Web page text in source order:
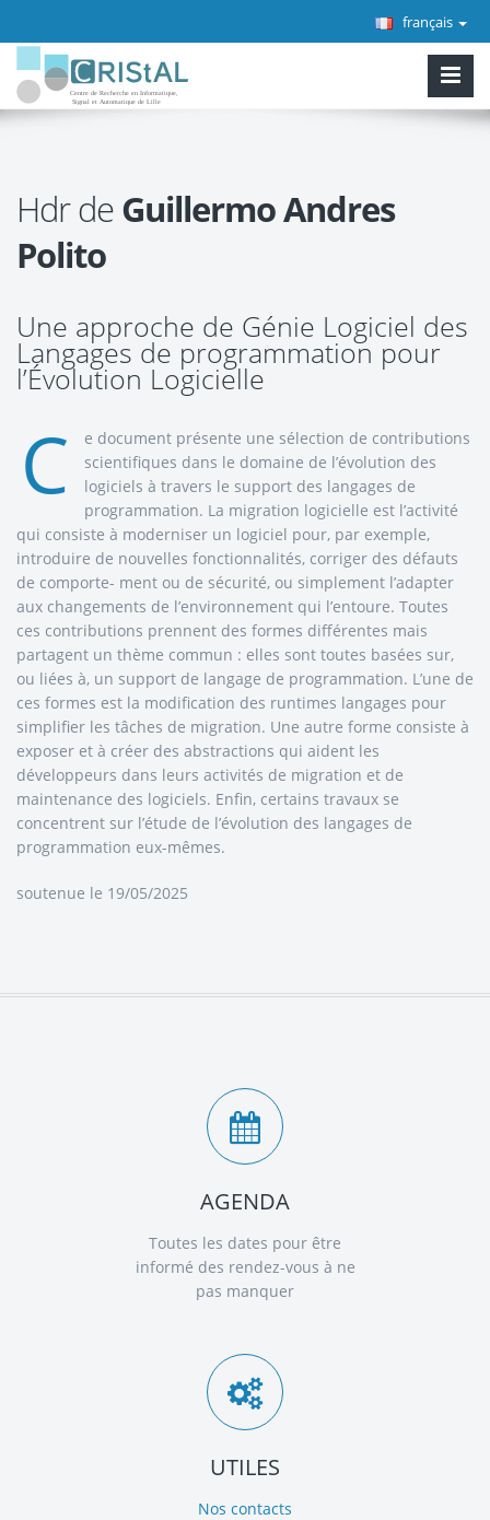
français
Hdr deGuillermo Andres
Polito
Une approche de Génie Logiciel des
Langages de programmation pour
l’Évolution Logicielle
C
e document présente une sélection de contributions
scientifiques dans le domaine de l’évolution des
logiciels à travers le support des langages de
programmation. La migration logicielle est l’activité
qui consiste à moderniser un logiciel pour, par exemple,
introduire de nouvelles fonctionnalités, corriger des défauts
de comporte- ment ou de sécurité, ou simplement l’adapter
aux changements de l’environnement qui l’entoure. Toutes
ces contributions prennent des formes différentes mais
partagent un thème commun : elles sont toutes basées sur,
ou liées à, un support de langage de programmation. L’une de
ces formes est la modification des runtimes langages pour
simplifier les tâches de migration. Une autre forme consiste à
exposer et à créer des abstractions qui aident les
développeurs dans leurs activités de migration et de
maintenance des logiciels. Enfin, certains travaux se
concentrent sur l’étude de l’évolution des langages de
programmation eux-mêmes.
soutenue le 19/05/2025
AGENDA
Toutes les dates pour être
informé des rendez-vous à ne
pas manquer
UTILES
Nos contacts